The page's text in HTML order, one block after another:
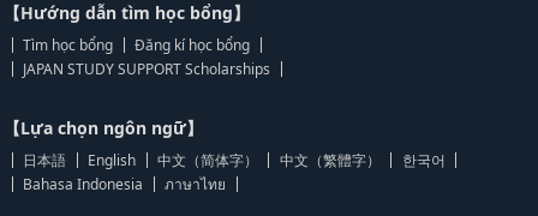
【Hướng dẫn tìm học bổng】
Tìm học bổng
Đăng kí học bổng
JAPAN STUDY SUPPORT Scholarships
【Lựa chọn ngôn ngữ】
日本語 English 中文（简体字） 中文（繁體字）
한국어
Bahasa Indonesia
ภาษาไทย